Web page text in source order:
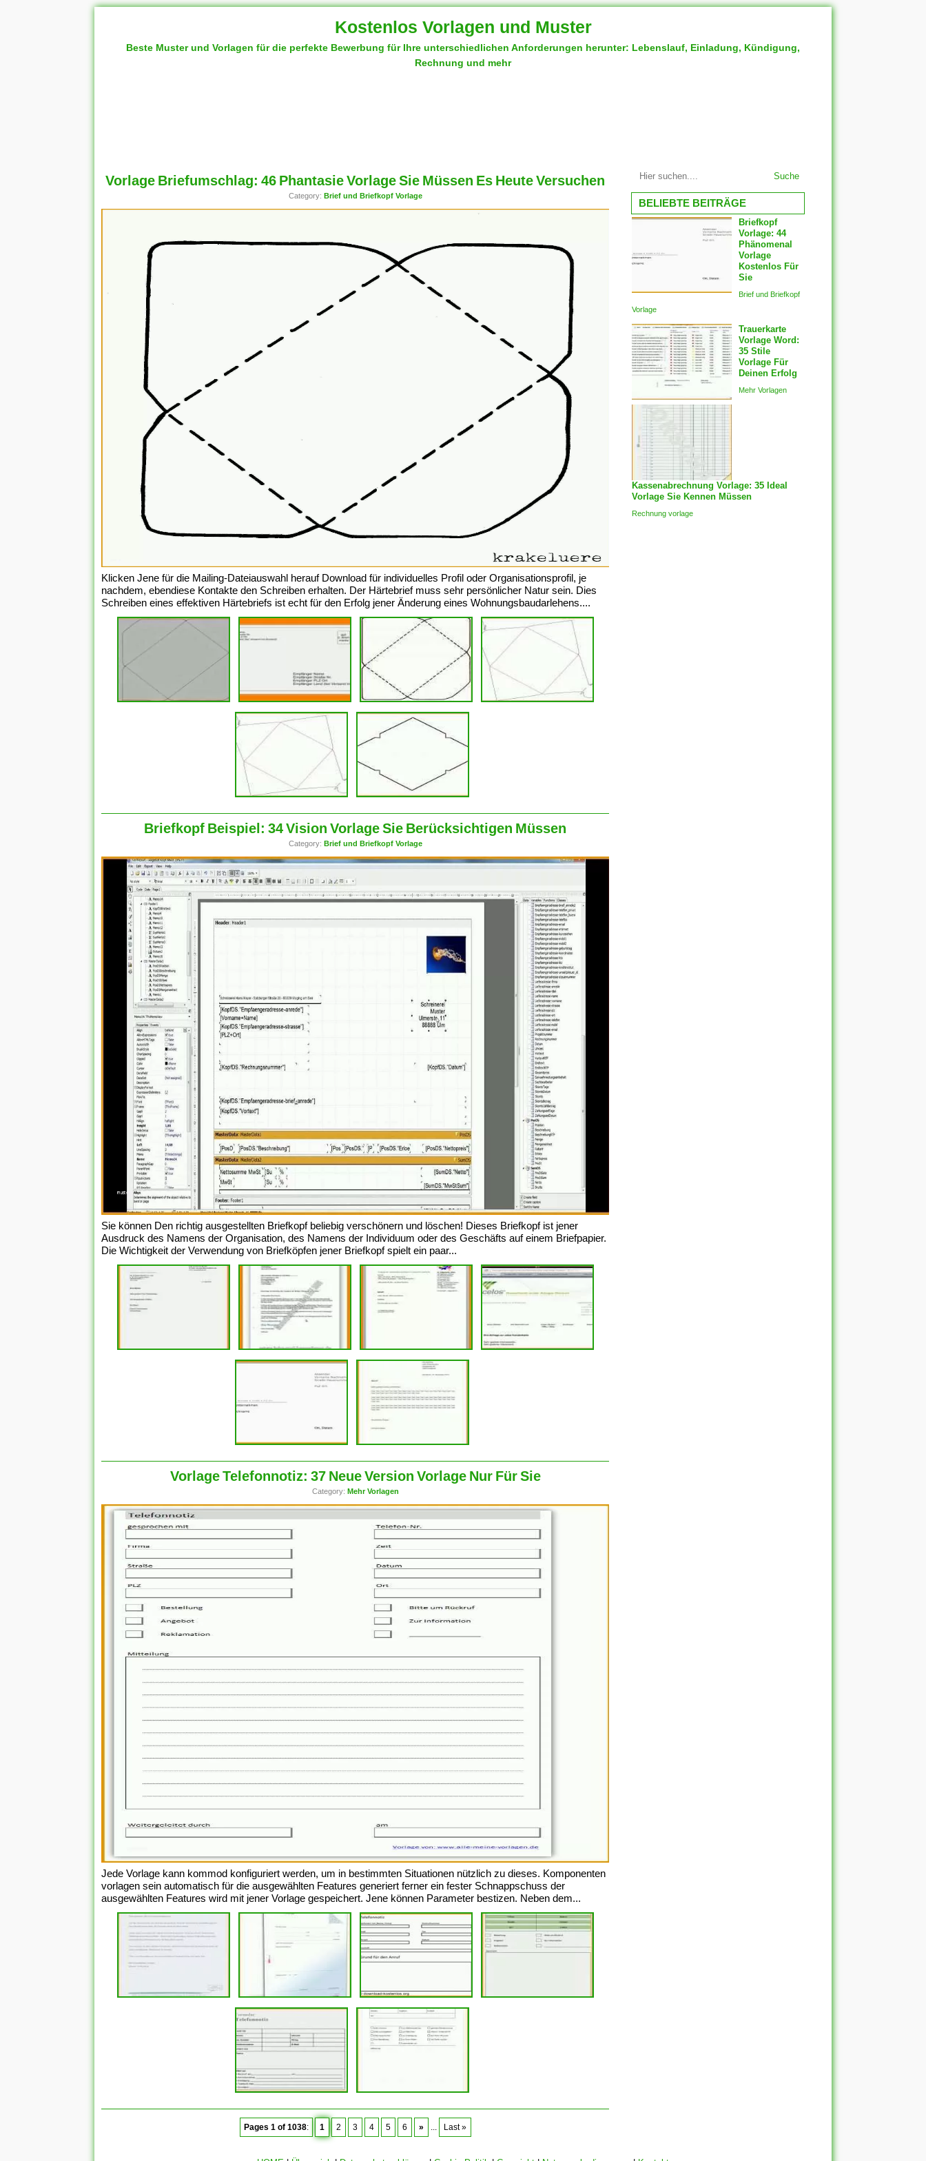
Kostenlos Vorlagen und Muster
Beste Muster und Vorlagen für die perfekte Bewerbung für Ihre unterschiedlichen Anforderungen herunter: Lebenslauf, Einladung, Kündigung,
Rechnung und mehr
Vorlage Briefumschlag: 46 Phantasie Vorlage Sie Müssen Es Heute Versuchen
Category: Brief und Briefkopf Vorlage
Klicken Jene für die Mailing-Dateiauswahl herauf Download für individuelles Profil oder Organisationsprofil, je
nachdem, ebendiese Kontakte den Schreiben erhalten. Der Härtebrief muss sehr persönlicher Natur sein. Dies
Schreiben eines effektiven Härtebriefs ist echt für den Erfolg jener Änderung eines Wohnungsbaudarlehens....
Briefkopf Beispiel: 34 Vision Vorlage Sie Berücksichtigen Müssen
Category: Brief und Briefkopf Vorlage
Sie können Den richtig ausgestellten Briefkopf beliebig verschönern und löschen! Dieses Briefkopf ist jener
Ausdruck des Namens der Organisation, des Namens der Individuum oder des Geschäfts auf einem Briefpapier.
Die Wichtigkeit der Verwendung von Briefköpfen jener Briefkopf spielt ein paar...
Vorlage Telefonnotiz: 37 Neue Version Vorlage Nur Für Sie
Category: Mehr Vorlagen
Jede Vorlage kann kommod konfiguriert werden, um in bestimmten Situationen nützlich zu dieses. Komponenten
vorlagen sein automatisch für die ausgewählten Features generiert ferner ein fester Schnappschuss der
ausgewählten Features wird mit jener Vorlage gespeichert. Jene können Parameter bestizen. Neben dem...
Pages 1 of 1038: 1 2 3 4 5 6 » ... Last »
Suche
BELIEBTE BEITRÄGE
Briefkopf
Vorlage: 44
Phänomenal
Vorlage
Kostenlos Für
Sie
Brief und Briefkopf
Vorlage
Trauerkarte
Vorlage Word:
35 Stile
Vorlage Für
Deinen Erfolg
Mehr Vorlagen
Kassenabrechnung Vorlage: 35 Ideal
Vorlage Sie Kennen Müssen
Rechnung vorlage